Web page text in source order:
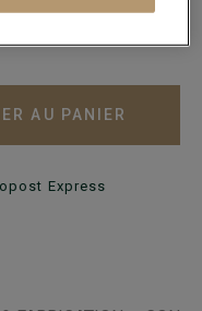
AU PANIER
Express